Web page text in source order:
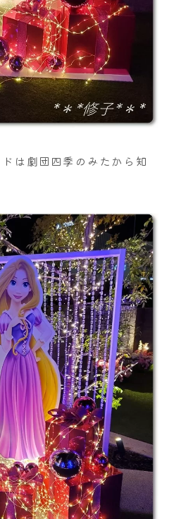
は劇団四季のみたから知